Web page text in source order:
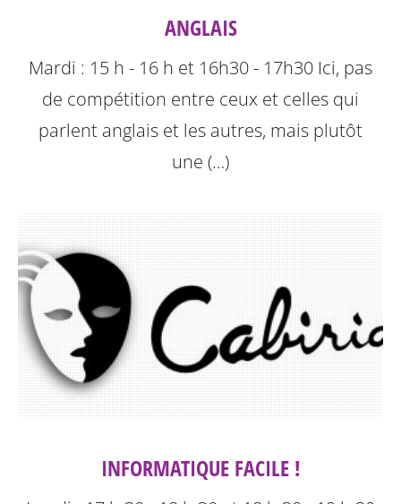
ANGLAIS
Mardi : 15 h - 16 h et 16h30 - 17h30 Ici, pas
de compétition entre ceux et celles qui
parlent anglais et les autres, mais plutôt
une (…)
INFORMATIQUE FACILE !